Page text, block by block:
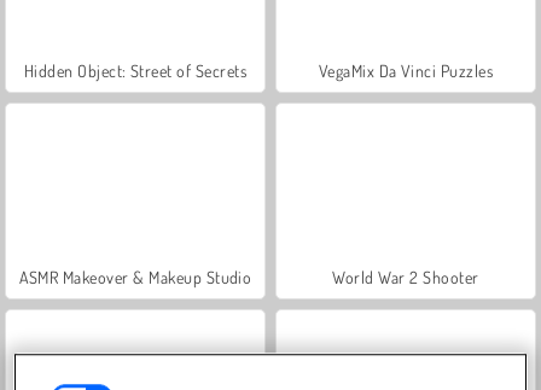
Hidden Object: Street of Secrets VegaMix Da Vinci Puzzles
ASMR Makeover & Makeup Studio World War 2 Shooter